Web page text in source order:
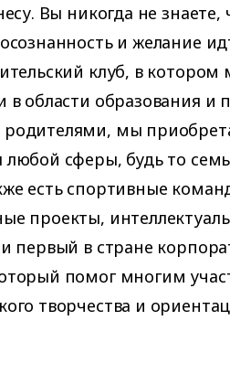
Вы никогда не
и желание
клуб, в котором
в области образования и
мы
сферы, будь то
есть спортивные
проекты,
первый в стране
помог многим
творчества и